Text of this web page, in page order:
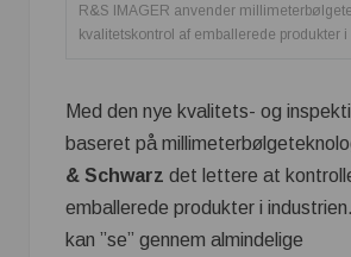
R&S IMAGER anvender
kvalitetskontrol af emballerede produkter i
Med den nye kvalitets- og
baseret på
& Schwarz det lettere at
emballerede produkter i
kan ”se” gennem almindelige